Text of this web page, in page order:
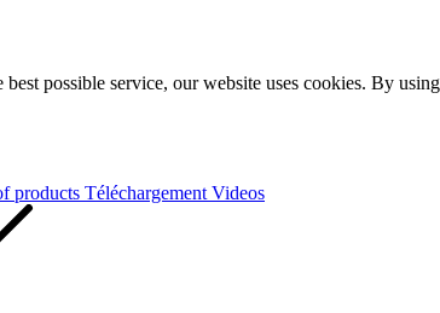
possible service, our website uses cookies. By
products Téléchargement Videos